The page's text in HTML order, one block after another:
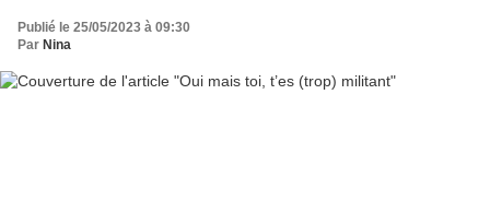
Publié le 25/05/2023 à 09:30
Par Nina